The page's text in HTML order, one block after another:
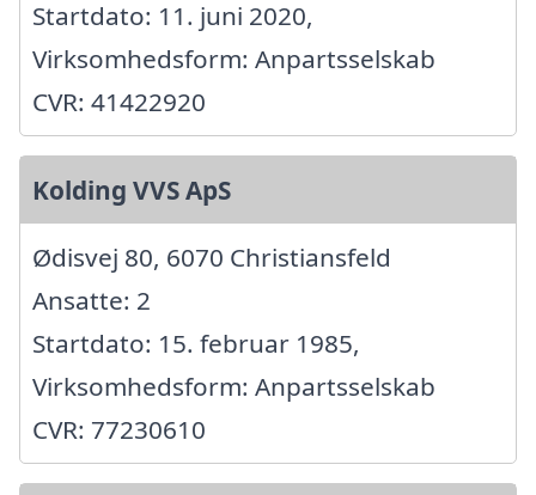
Startdato: 11. juni 2020,
Virksomhedsform: Anpartsselskab
CVR: 41422920
Kolding VVS ApS
Ødisvej 80, 6070 Christiansfeld
Ansatte: 2
Startdato: 15. februar 1985,
Virksomhedsform: Anpartsselskab
CVR: 77230610